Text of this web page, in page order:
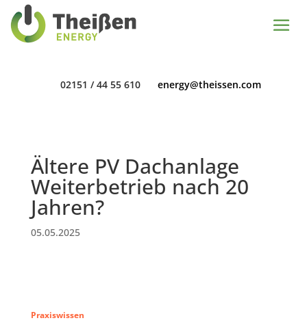
02151 / 44 55 610 energy@theissen.com
02151 / 44 55 610 energy@theissen.com
Ältere PV Dachanlage
Weiterbetrieb nach 20
Jahren?
05.05.2025
Praxiswissen